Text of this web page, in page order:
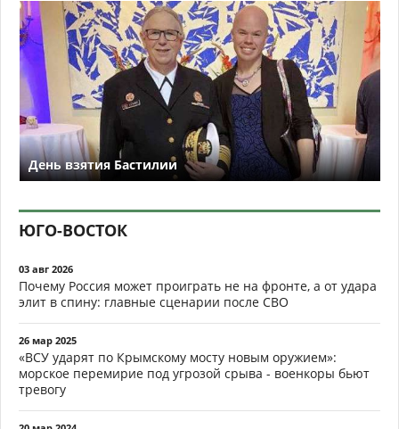
День взятия Бастилии
ЮГО-ВОСТОК
03 авг 2026
Почему Россия может проиграть не на фронте, а от удара
элит в спину: главные сценарии после СВО
26 мар 2025
«ВСУ ударят по Крымскому мосту новым оружием»:
морское перемирие под угрозой срыва - военкоры бьют
тревогу